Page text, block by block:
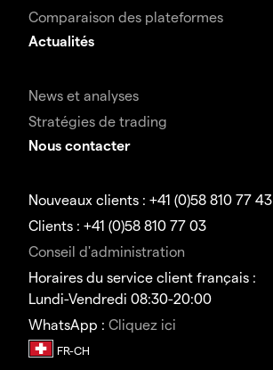
Comparaison des plateformes
Actualités
News et analyses
Stratégies de trading
Nous contacter
Nouveaux clients : +41 (0)58 810 77 43
Clients : +41 (0)58 810 77 03
Conseil d'administration
Horaires du service client français :
Lundi-Vendredi 08:30-20:00
WhatsApp : Cliquez ici